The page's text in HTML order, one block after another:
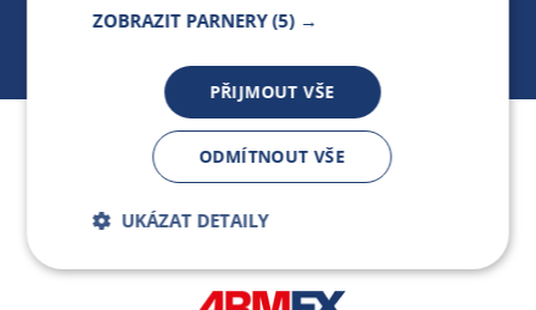
Jsme součástí skupiny ARMEX a členem Asociace
nezávislých dodavatelů energií.
ZOBRAZIT PARNERY (5) →
PŘIJMOUT VŠE
ODMÍTNOUT VŠE
UKÁZAT DETAILY
Bezpodmínečně
nutné soubory
Výkonnostní